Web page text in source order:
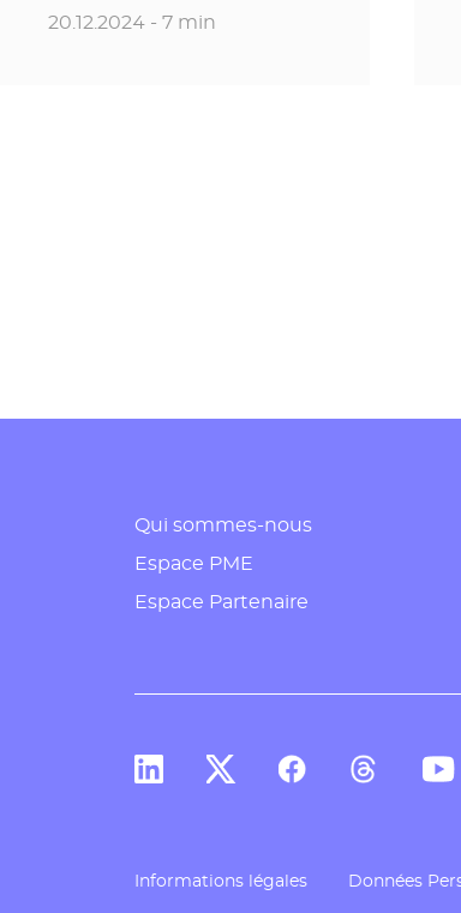
Date de publication
20.12.2024 - 7 min
Qui sommes-nous
Espace PME
Espace Partenaire
Compte Linkedin de Docaposte
Compte X de Docaposte
CompteCompte
Informations légales Données